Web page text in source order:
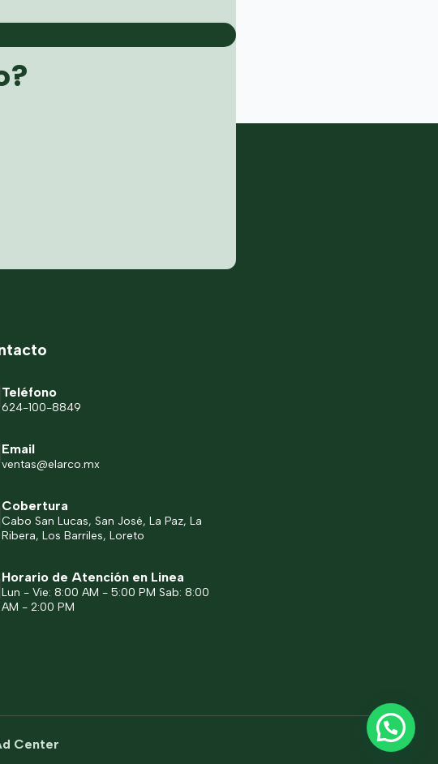
Teléfono
624-100-8849
Email
ventas@elarco.mx
Cobertura
Cabo San Lucas, San José, La Paz, La
Ribera, Los Barriles, Loreto
Horario de Atención en Linea
Lun - Vie: 8:00 AM - 5:00 PM Sab: 8:00
AM - 2:00 PM
Center